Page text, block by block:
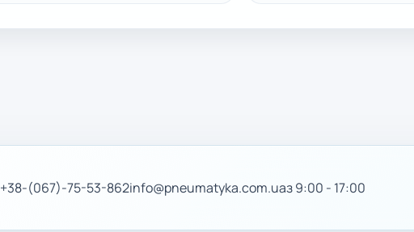
+38-(067)-75-53-862info@pneumatyka.com.uaз 9:00 - 17:00